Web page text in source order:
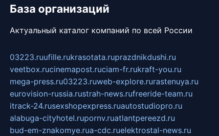
База организаций
Актуальный каталог компаний по всей России
03223.ruufille.rukrasotata.ruprazdnikdushi.ru
veetbox.rucinemapost.ruciam-fr.rukraft-you.ru
mega-press.ru03223.ruweb-explore.rurastenuya.ru
eurovision-russia.rustrah-news.rufreeride-team.ru
itrack-24.rusexshopexpress.ruautostudiopro.ru
alabuga-cityhotel.rupornv.ruatlantpereezd.ru
bud-em-znakomye.rua-cdc.ruelektrostal-news.ru